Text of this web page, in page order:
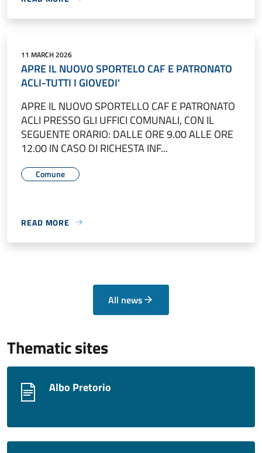
11 MARCH 2026
APRE IL NUOVO SPORTELO CAF E PATRONATO
ACLI-TUTTI I GIOVEDI'
APRE IL NUOVO SPORTELLO CAF E PATRONATO
ACLI PRESSO GLI UFFICI COMUNALI, CON IL
SEGUENTE ORARIO: DALLE ORE 9.00 ALLE ORE
12.00 IN CASO DI RICHESTA INF...
Comune
READ MORE
All news
Thematic sites
Albo Pretorio